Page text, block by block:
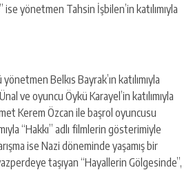
ise yönetmen Tahsin İşbilen’in katılımıyla
Belkıs Bayrak’ın katılımıyla
ve oyuncu Öykü Karayel’in katılımıyla
Kerem Özcan ile başrol oyuncusu
“Hakkı” adlı filmlerin gösterimiyle
ise Nazi döneminde yaşamış bir
taşıyan “Hayallerin Gölgesinde”,